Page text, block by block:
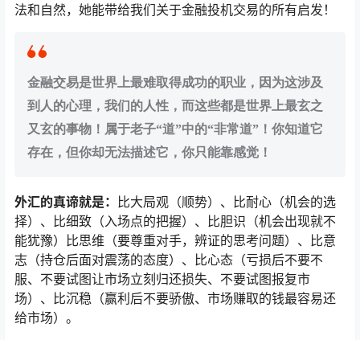
法和自然，她能带给我们关于金融投机交易的所有启发！
金融交易是世界上最难取得成功的职业，因为这涉及
到人的心理，我们的人性，而这些都是世界上最玄之
又玄的事物！属于老子“道”中的“非常道”！你知道它
存在，但你却无法描述它，你只能靠感觉！
外汇的真谛就是：
比大局观（顺势）、比耐心（机会的选
择）、比细致（入场点的把握）、比胆识（机会出现就不
能犹豫）比思维（要尊重对手，辨证的思考问题）、比意
志（持仓后面对震荡的态度）、比心态（亏损后不要不
服、不要试图让市场立刻归还损失、不要试图报复市
场）、比沉稳（赢利后不要骄傲、市场赚取的钱最容易还
给市场）。